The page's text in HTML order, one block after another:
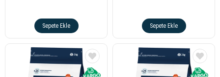
Sepete Ekle Sepete Ekle